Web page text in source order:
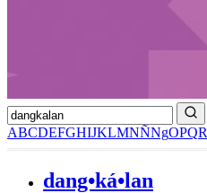
ABCDEFGHIJKLMNÑNgOPQR
dang•ká•lan